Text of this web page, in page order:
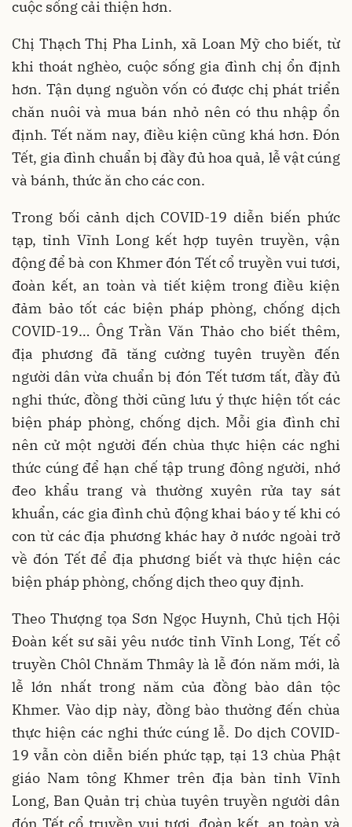
cuộc sống cải thiện hơn.
Chị Thạch Thị Pha Linh, xã Loan Mỹ cho biết, từ
khi thoát nghèo, cuộc sống gia đình chị ổn định
hơn. Tận dụng nguồn vốn có được chị phát triển
chăn nuôi và mua bán nhỏ nên có thu nhập ổn
định. Tết năm nay, điều kiện cũng khá hơn. Đón
Tết, gia đình chuẩn bị đầy đủ hoa quả, lễ vật cúng
và bánh, thức ăn cho các con.
Trong bối cảnh dịch COVID-19 diễn biến phức
tạp, tỉnh Vĩnh Long kết hợp tuyên truyền, vận
động để bà con Khmer đón Tết cổ truyền vui tươi,
đoàn kết, an toàn và tiết kiệm trong điều kiện
đảm bảo tốt các biện pháp phòng, chống dịch
COVID-19… Ông Trần Văn Thảo cho biết thêm,
địa phương đã tăng cường tuyên truyền đến
người dân vừa chuẩn bị đón Tết tươm tất, đầy đủ
nghi thức, đồng thời cũng lưu ý thực hiện tốt các
biện pháp phòng, chống dịch. Mỗi gia đình chỉ
nên cử một người đến chùa thực hiện các nghi
thức cúng để hạn chế tập trung đông người, nhớ
đeo khẩu trang và thường xuyên rửa tay sát
khuẩn, các gia đình chủ động khai báo y tế khi có
con từ các địa phương khác hay ở nước ngoài trở
về đón Tết để địa phương biết và thực hiện các
biện pháp phòng, chống dịch theo quy định.
Theo Thượng tọa Sơn Ngọc Huynh, Chủ tịch Hội
Đoàn kết sư sãi yêu nước tỉnh Vĩnh Long, Tết cổ
truyền Chôl Chnăm Thmây là lễ đón năm mới, là
lễ lớn nhất trong năm của đồng bào dân tộc
Khmer. Vào dịp này, đồng bào thường đến chùa
thực hiện các nghi thức cúng lễ. Do dịch COVID-
19 vẫn còn diễn biến phức tạp, tại 13 chùa Phật
giáo Nam tông Khmer trên địa bàn tỉnh Vĩnh
Long, Ban Quản trị chùa tuyên truyền người dân